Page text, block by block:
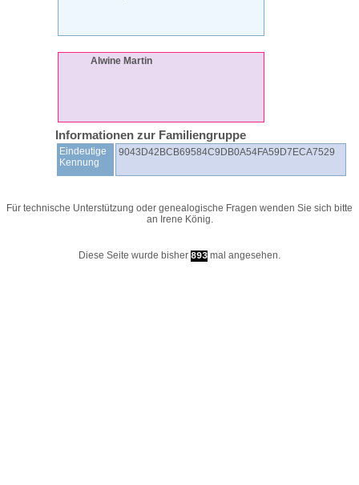
Alwine Martin
Informationen zur Familiengruppe
Eindeutige
Kennung
9043D42BCB69584C9DB0A54FA59D7ECA7529
Für technische Unterstützung oder genealogische Fragen wenden Sie sich bitte
an Irene König.
Diese Seite wurde bisher 893 mal angesehen.